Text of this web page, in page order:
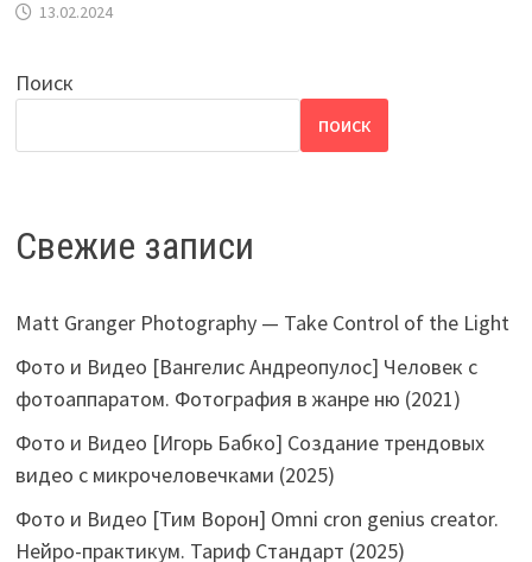
13.02.2024
Поиск
ПОИСК
Свежие записи
Matt Granger Photography — Take Control of the Light
Фото и Видео [Вангелис Андреопулос] Человек с
фотоаппаратом. Фотография в жанре ню (2021)
Фото и Видео [Игорь Бабко] Создание трендовых
видео с микрочеловечками (2025)
Фото и Видео [Тим Ворон] Omni cron genius creator.
Нейро-практикум. Тариф Стандарт (2025)